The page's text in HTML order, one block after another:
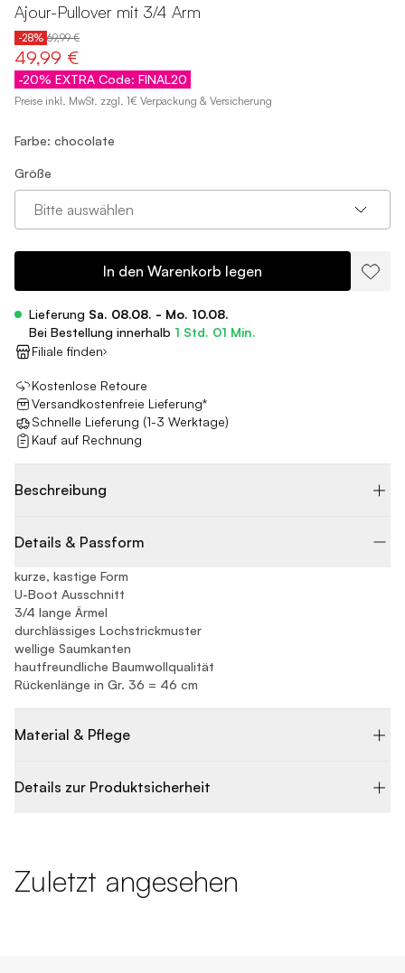
Ajour-Pullover mit 3/4 Arm
-28% 69,99 €
49,99 €
-20% EXTRA Code: FINAL20
Preise inkl. MwSt. zzgl. 1€ Verpackung & Versicherung
Farbe: chocolate
Größe
Bitte auswählen
In den Warenkorb legen
Lieferung Sa. 08.08. - Mo. 10.08.
Bei Bestellung innerhalb 1 Std. 01 Min.
Filiale finden
Kostenlose Retoure
Versandkostenfreie Lieferung*
Schnelle Lieferung (1-3 Werktage)
Kauf auf Rechnung
Beschreibung
Details & Passform
kurze, kastige Form
U-Boot Ausschnitt
3/4 lange Ärmel
durchlässiges Lochstrickmuster
wellige Saumkanten
hautfreundliche Baumwollqualität
Rückenlänge in Gr. 36 = 46 cm
Material & Pflege
Details zur Produktsicherheit
Zuletzt angesehen